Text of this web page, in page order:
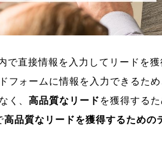
で直接情報を入力してリードを
フォームに情報を入力できるた
く、高品質なリードを獲得する
高品質なリードを獲得するための